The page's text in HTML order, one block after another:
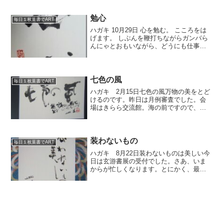
りが悪...
毎日１枚葉書でART 勉心
ハガキ 10月29日 心を勉む。 こころをは
げます。 しぶんを鞭打ちながらガンバら
んにゃとおもいながら、どうにも仕事の
もいつも我武...
毎日１枚葉書でART 七色の風
ハガキ 2月15日七色の風万物の美をとど
けるのです。昨日は月例審査でした。会
場はきらら交流館。海の前ですので、美
景を写真に撮ろうと...
毎日１枚葉書でART 装わないもの
ハガキ 8月22日装わないものは美しい今
日は玄游書展の受付でした。さあ、いま
からが忙しくなります。とにかく、最近